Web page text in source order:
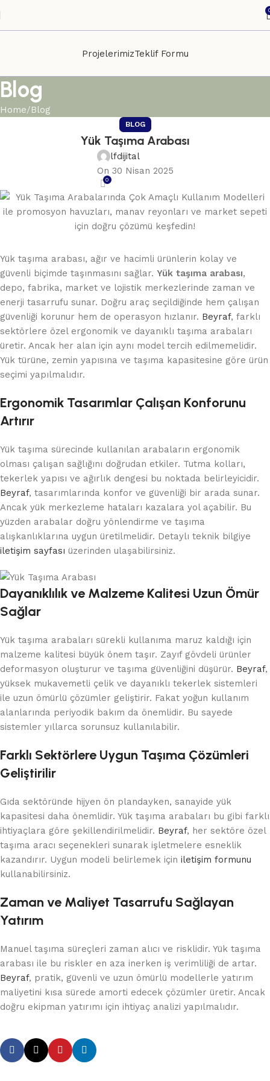
ProjelerimizTeklif Formu
Blog
Home Blog
BLOG
Yük Taşıma Arabası
lfdijital
On 30 Nisan 2025
0
Yük taşıma arabası, ağır ve hacimli ürünlerin kolay ve
güvenli biçimde taşınmasını sağlar. Yük taşıma arabası,
depo, fabrika, market ve lojistik merkezlerinde zaman ve
enerji tasarrufu sunar. Doğru araç seçildiğinde hem çalışan
güvenliği korunur hem de operasyon hızlanır. Beyraf, farklı
sektörlere özel ergonomik ve dayanıklı taşıma arabaları
üretir. Ancak her alan için aynı model tercih edilmemelidir.
Yük türüne, zemin yapısına ve taşıma kapasitesine göre ürün
seçimi yapılmalıdır.
Ergonomik Tasarımlar Çalışan Konforunu
Artırır
Yük taşıma sürecinde kullanılan arabaların ergonomik
olması çalışan sağlığını doğrudan etkiler. Tutma kolları,
tekerlek yapısı ve ağırlık dengesi bu noktada belirleyicidir.
Beyraf, tasarımlarında konfor ve güvenliği bir arada sunar.
Ancak yük merkezleme hataları kazalara yol açabilir. Bu
yüzden arabalar doğru yönlendirme ve taşıma
alışkanlıklarına uygun üretilmelidir. Detaylı teknik bilgiye
iletişim sayfası üzerinden ulaşabilirsiniz.
Dayanıklılık ve Malzeme Kalitesi Uzun Ömür
Sağlar
Yük taşıma arabaları sürekli kullanıma maruz kaldığı için
malzeme kalitesi büyük önem taşır. Zayıf gövdeli ürünler
deformasyon oluşturur ve taşıma güvenliğini düşürür. Beyraf,
yüksek mukavemetli çelik ve dayanıklı tekerlek sistemleri
ile uzun ömürlü çözümler geliştirir. Fakat yoğun kullanım
alanlarında periyodik bakım da önemlidir. Bu sayede
sistemler yıllarca sorunsuz kullanılabilir.
Farklı Sektörlere Uygun Taşıma Çözümleri
Geliştirilir
Gıda sektöründe hijyen ön plandayken, sanayide yük
kapasitesi daha önemlidir. Yük taşıma arabaları bu gibi farklı
ihtiyaçlara göre şekillendirilmelidir. Beyraf, her sektöre özel
taşıma aracı seçenekleri sunarak işletmelere esneklik
kazandırır. Uygun modeli belirlemek için iletişim formunu
kullanabilirsiniz.
Zaman ve Maliyet Tasarrufu Sağlayan
Yatırım
Manuel taşıma süreçleri zaman alıcı ve risklidir. Yük taşıma
arabası ile bu riskler en aza inerken iş verimliliği de artar.
Beyraf, pratik, güvenli ve uzun ömürlü modellerle yatırım
maliyetini kısa sürede amorti edecek çözümler üretir. Ancak
doğru ekipman yatırımı için ihtiyaç analizi yapılmalıdır.